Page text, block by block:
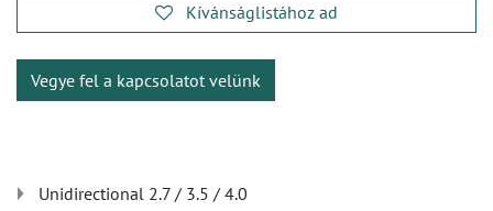
Kívánságlistához ad
Vegye fel a kapcsolatot velünk
Unidirectional 2.7 / 3.5 / 4.0